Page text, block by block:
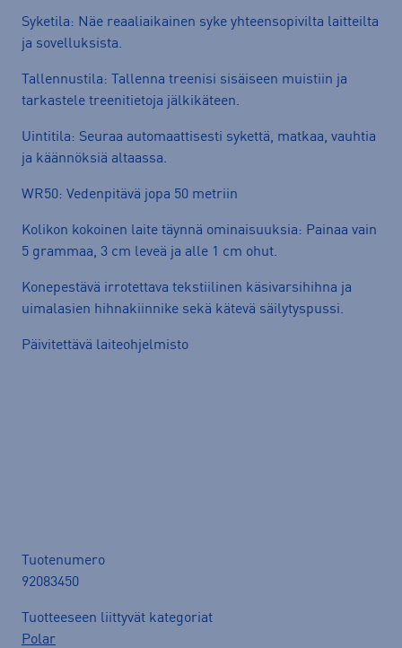
Syketila: Näe reaaliaikainen syke yhteensopivilta laitteilta
ja sovelluksista.
Tallennustila: Tallenna treenisi sisäiseen muistiin ja
tarkastele treenitietoja jälkikäteen.
Uintitila: Seuraa automaattisesti sykettä, matkaa, vauhtia
ja käännöksiä altaassa.
WR50: Vedenpitävä jopa 50 metriin
Kolikon kokoinen laite täynnä ominaisuuksia: Painaa vain
5 grammaa, 3 cm leveä ja alle 1 cm ohut.
Konepestävä irrotettava tekstiilinen käsivarsihihna ja
uimalasien hihnakiinnike sekä kätevä säilytyspussi.
Päivitettävä laiteohjelmisto
Tuotenumero
92083450
Tuotteeseen liittyvät kategoriat
Polar